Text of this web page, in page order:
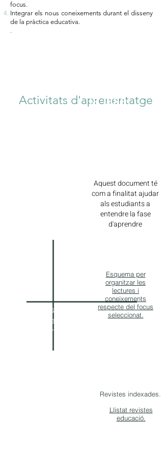
focus.
Integrar els nous coneixements durant el disseny
de la pràctica educativa.
.
Activitats d'aprenentatge
Aquest document té
com a finalitat ajudar
als estudiants a
entendre la fase
d'aprendre
Revistes indexades.
Llistat revistes
educació.
la fase
Recursos per a la
fonamentació
teòrica
Esquema per
organitzar les
lectures i
coneixements
respecte del focus
seleccionat.